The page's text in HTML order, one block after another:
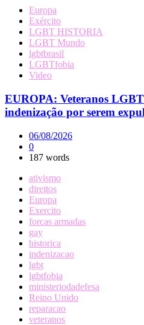
Europa
Exército
LGBT HISTORIA
LGBT Mundo
lgbtbrasil
LGBTfobia
Video
EUROPA: Veteranos
indenização por serem
06/08/2026
0
187 words
ativismo
direitos
Europa
Exercito
forcas armadas
gay
historica
indenizacao
lgbt
lgbtfobia
ministeriodadefesa
Reino Unido
reparacao
veteranos